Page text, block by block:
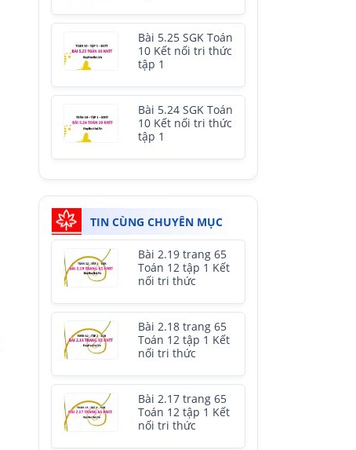
Bài 5.25 SGK Toán
10 Kết nối tri thức
tập 1
Bài 5.24 SGK Toán
10 Kết nối tri thức
tập 1
TIN CÙNG CHUYÊN MỤC
Bài 2.19 trang 65
Toán 12 tập 1 Kết
nối tri thức
Bài 2.18 trang 65
Toán 12 tập 1 Kết
nối tri thức
Bài 2.17 trang 65
Toán 12 tập 1 Kết
nối tri thức